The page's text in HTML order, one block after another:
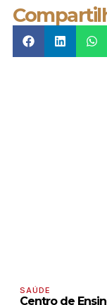
SAÚDE
Centro de